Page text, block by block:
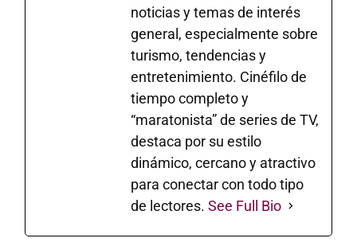
noticias y temas de interés
general, especialmente sobre
turismo, tendencias y
entretenimiento. Cinéfilo de
tiempo completo y
“maratonista” de series de TV,
destaca por su estilo
dinámico, cercano y atractivo
para conectar con todo tipo
de lectores. See Full Bio